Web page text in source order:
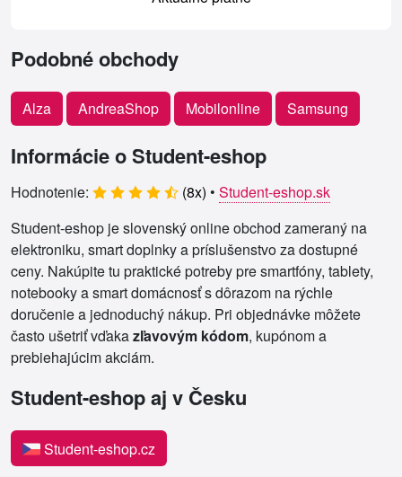
Podobné obchody
Alza AndreaShop Mobilonline Samsung
Informácie o Student-eshop
Hodnotenie: (8x) • Student-eshop.sk
Student-eshop je slovenský online obchod zameraný na
elektroniku, smart doplnky a príslušenstvo za dostupné
ceny. Nakúpite tu praktické potreby pre smartfóny, tablety,
notebooky a smart domácnosť s dôrazom na rýchle
doručenie a jednoduchý nákup. Pri objednávke môžete
často ušetriť vďakazľavovým kódom, kupónom a
prebiehajúcim akciám.
Student-eshop aj v Česku
Student-eshop.cz